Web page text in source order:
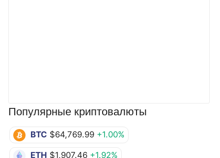
Популярные криптовалюты
BTC $64,769.99 +1.00%
ETH $1,907.46 +1.92%